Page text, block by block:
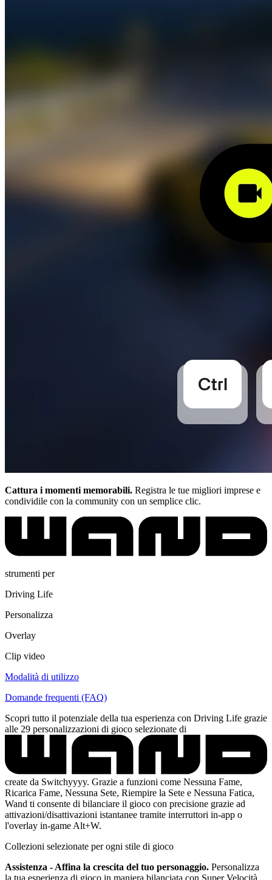
Cattura i momenti memorabili. Registra le tue migliori imprese e
condividile con la community con un semplice clic.
strumenti per
Driving Life
Personalizza
Overlay
Clip video
Modalità di utilizzo
Domande frequenti (FAQ)
Scopri tutto il potenziale della tua esperienza con Driving Life grazie
alle 29 personalizzazioni di gioco selezionate di
create da Switchyyyy. Grazie a funzioni come Nessuna Fame,
Ricarica Fame, Nessuna Sete, Riempire la Sete e Nessuna Fatica,
Wand ti consente di bilanciare il gioco con precisione grazie ad
attivazioni/disattivazioni istantanee tramite interruttori in-app o
l'overlay in-game Alt+W.
Collezioni selezionate per ogni stile di gioco
Assistenza - Affina la crescita del tuo personaggio. Personalizza
la tua esperienza di gioco in maniera bilanciata con Super Velocità,